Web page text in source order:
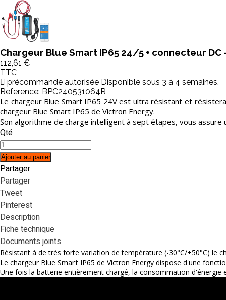
Chargeur Blue Smart IP65 24/5 + connecteur DC
112,61 €
TTC
précommande autorisée Disponible sous 3 à 4 semaines.
Reference: BPC240531064R
Le chargeur Blue Smart IP65 24V est ultra résistant et
chargeur Blue Smart IP65 de Victron Energy.
Son algorithme de charge intelligent à sept étapes, vous
Qté
Ajouter au panier
Partager
Partager
Tweet
Pinterest
Description
Fiche technique
Documents joints
Résistant à de très forte variation de température (-30°C/+50°C) le
Le chargeur Blue Smart IP65 de Victron Energy dispose d'une
Une fois la batterie entièrement chargé, la consommation